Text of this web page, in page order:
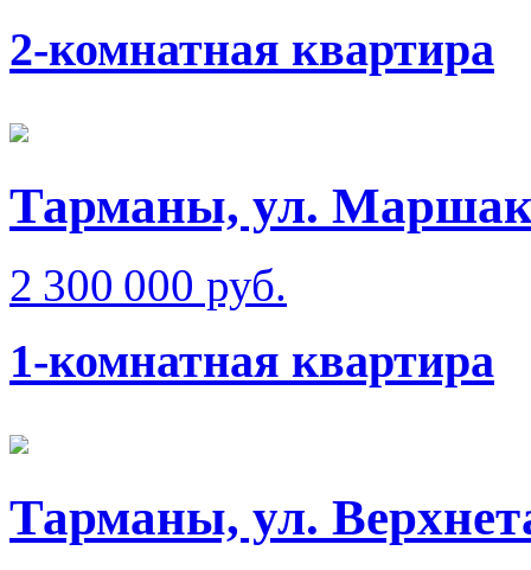
2-комнатная квартира
Тарманы, ул.
2 300 000 руб.
1-комнатная квартира
Тарманы, ул.